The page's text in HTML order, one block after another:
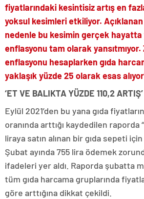
fiyatlarındaki kesintisiz artış en
yoksul kesimleri etkiliyor.
nedenle bu kesimin gerçek hayatta
enflasyonu tam olarak yansıtmıyor.
enflasyonu hesaplarken gıda
yaklaşık yüzde 25 olarak esas
‘ET VE BALIKTA YÜZDE 110,2 ARTIŞ’
Eylül 2021’den bu yana gıda
oranında arttığı kaydedilen raporda
liraya satın alınan bir gıda sepeti
Şubat ayında 755 lira ödemek
ifadeleri yer aldı. Raporda şubatta
tüm gıda harcama gruplarında
göre arttığına dikkat çekildi.